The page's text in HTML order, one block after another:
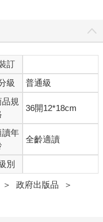
訂
級 普通級
品規
36開12*18cm
讀年
全齡適讀
別
＞ 政府出版品
＞